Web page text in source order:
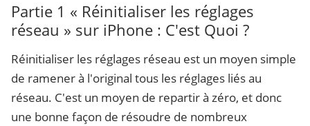
Partie 1 « Réinitialiser les réglages
réseau » sur iPhone : C'est Quoi ?
Réinitialiser les réglages réseau est un moyen simple
de ramener à l'original tous les réglages liés au
réseau. C'est un moyen de repartir à zéro, et donc
une bonne façon de résoudre de nombreux